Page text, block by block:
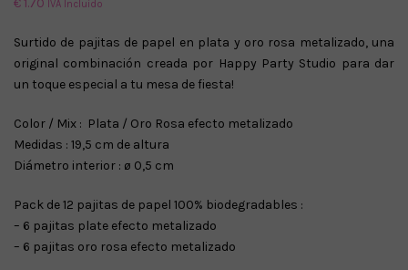
€1.70 IVA Incluido
Surtido de pajitas de papel en plata y oro rosa metalizado, una
original combinación creada por Happy Party Studio para dar
un toque especial a tu mesa de fiesta!
Color / Mix : Plata / Oro Rosa efecto metalizado
Medidas : 19,5 cm de altura
Diámetro interior : ø 0,5 cm
Pack de 12 pajitas de papel 100% biodegradables :
– 6 pajitas plate efecto metalizado
– 6 pajitas oro rosa efecto metalizado